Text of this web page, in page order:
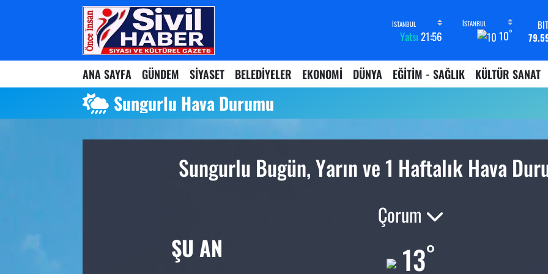
Yatsı 21:56 10°
ANA SAYFA GÜNDEM SİYASET BELEDİYELER EKONOMİ DÜNYA EĞİTİM - SAĞLIK KÜLTÜR SANAT
Sungurlu Hava Durumu
Sungurlu Bugün, Yarın ve 1 Haftalık Hava
ŞU AN
Çorum
13°
Nöbetçi Eczaneler
Hava Durumu
Namaz Vakitleri
Trafik Durumu
Süper Lig Puan Durumu ve Fikstür